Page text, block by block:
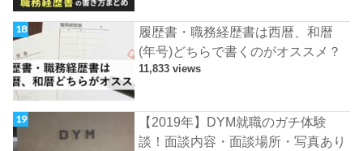
履歴書・職務経歴書は西暦、和暦
(年号)どちらで書くのがオススメ？
11,833 views
【2019年】DYM就職のガチ体験
談！面談内容・面談場所・写真あり